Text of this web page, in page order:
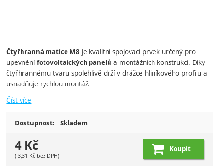
Čtyřhranná matice M8 je kvalitní spojovací prvek určený pro
upevněnífotovoltaických panelů a montážních konstrukcí. Díky
čtyřhrannému tvaru spolehlivě drží v drážce hliníkového profilu a
usnadňuje rychlou montáž.
Číst více
Dostupnost: Skladem
4 Kč
( 3,31 Kč bez DPH)
Koupit